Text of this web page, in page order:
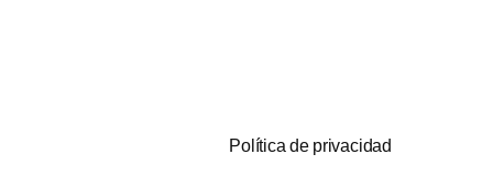
Política de privacidad